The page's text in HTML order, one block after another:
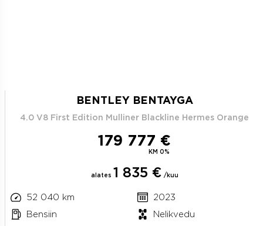
BENTLEY BENTAYGA
4.0 V8 First Edition Mulliner Blackline Hermes Orange
179 777 €
KM 0%
alates 1 835 € /kuu
52 040 km
2023
Bensiin
Nelikvedu